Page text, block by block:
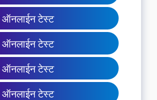
ऑनलाईन टेस्ट
ऑनलाईन टेस्ट
ऑनलाईन टेस्ट
ऑनलाईन टेस्ट